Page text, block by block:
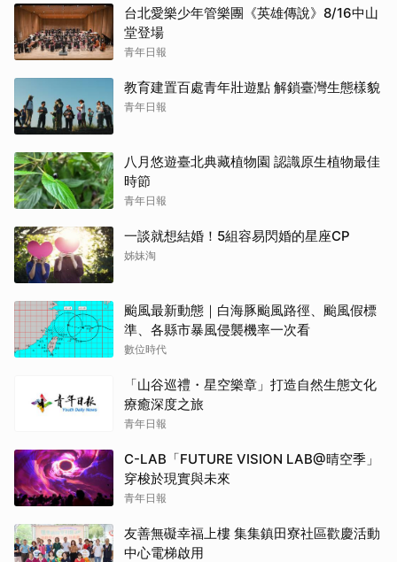
台北愛樂少年管樂團《英雄傳說》8/16中山
堂登場
青年日報
教育建置百處青年壯遊點 解鎖臺灣生態樣貌
青年日報
八月悠遊臺北典藏植物園 認識原生植物最佳
時節
青年日報
一談就想結婚！5組容易閃婚的星座CP
姊妹淘
颱風最新動態｜白海豚颱風路徑、颱風假標
準、各縣市暴風侵襲機率一次看
數位時代
「山谷巡禮・星空樂章」打造自然生態文化
療癒深度之旅
青年日報
C-LAB「FUTURE VISION LAB@晴空季」
穿梭於現實與未來
青年日報
友善無礙幸福上樓 集集鎮田寮社區歡慶活動
中心電梯啟用